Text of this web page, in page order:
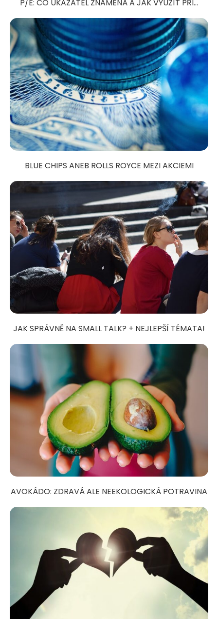
P/E: CO UKAZATEL ZNAMENÁ A JAK VYUŽÍT PŘI...
BLUE CHIPS ANEB ROLLS ROYCE MEZI AKCIEMI
JAK SPRÁVNĚ NA SMALL TALK? + NEJLEPŠÍ TÉMATA!
AVOKÁDO: ZDRAVÁ ALE NEEKOLOGICKÁ POTRAVINA